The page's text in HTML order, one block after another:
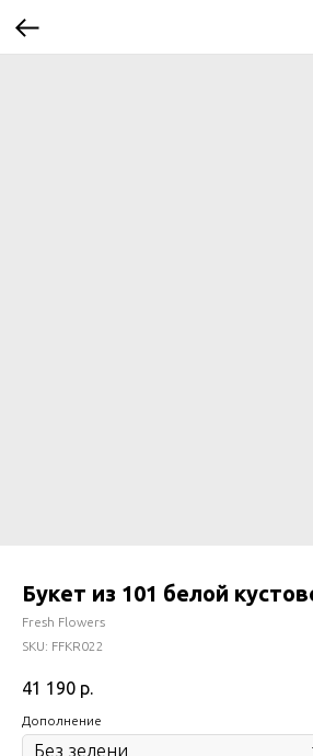
Букет из 101 белой
Fresh Flowers
SKU: FFKR022
41 190 р.
Дополнение